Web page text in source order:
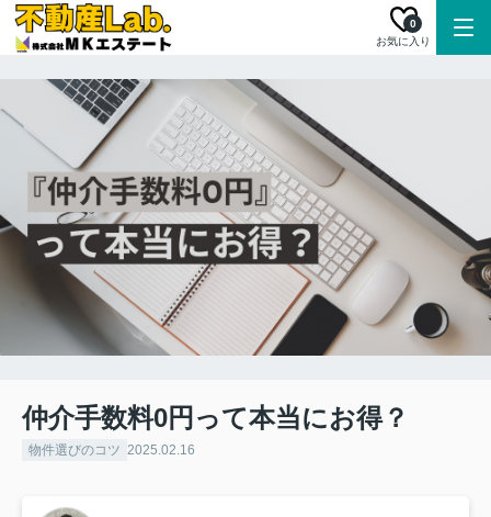
お気に入り
0
仲介手数料0円って本当にお得？
物件選びのコツ 2025.02.16